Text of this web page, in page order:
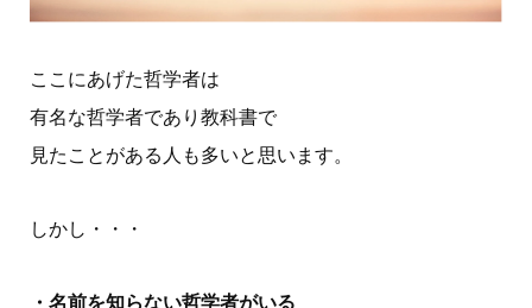
ここにあげた哲学者は
有名な哲学者であり教科書で
見たことがある人も多いと思います。
しかし・・・
・名前を知らない哲学者がいる